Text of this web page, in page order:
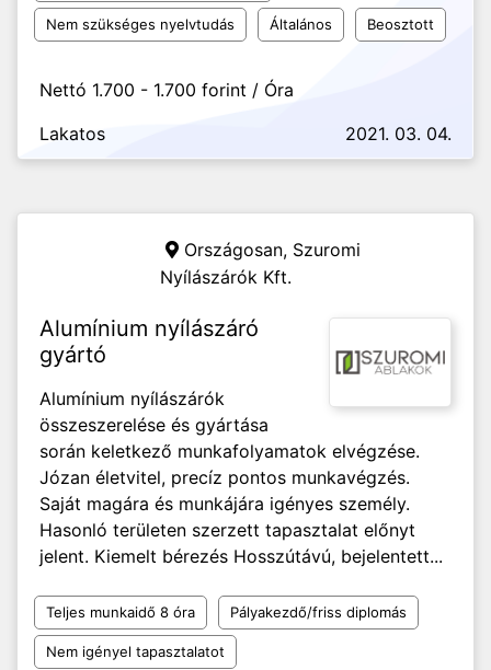
Nem szükséges nyelvtudás Általános Beosztott
Nettó 1.700 - 1.700 forint / Óra
Lakatos
2021. 03. 04.
Országosan, Szuromi
Nyílászárók Kft.
Alumínium nyílászáró
gyártó
Alumínium nyílászárók
összeszerelése és gyártása
során keletkező munkafolyamatok elvégzése.
Józan életvitel, precíz pontos munkavégzés.
Saját magára és munkájára igényes személy.
Hasonló területen szerzett tapasztalat előnyt
jelent. Kiemelt bérezés Hosszútávú, bejelentett...
Teljes munkaidő 8 óra Pályakezdő/friss diplomás
Nem igényel tapasztalatot